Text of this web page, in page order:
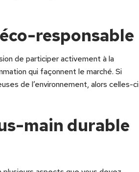
responsable
de participer activement à la
qui façonnent le marché. Si
de l’environnement, alors celles-ci
main durable